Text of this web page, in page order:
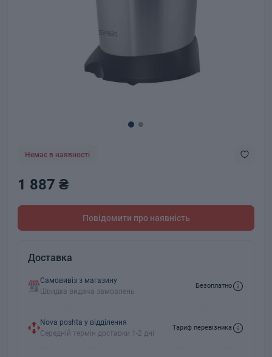
Немає в наявності
1 887 ₴
Повідомити про наявність
Доставка
Самовивіз з магазину
Швидка видача замовлень
Безоплатно
Nova poshta у відділення
Середній термін доставки 1-2 дні
Тариф перевізника